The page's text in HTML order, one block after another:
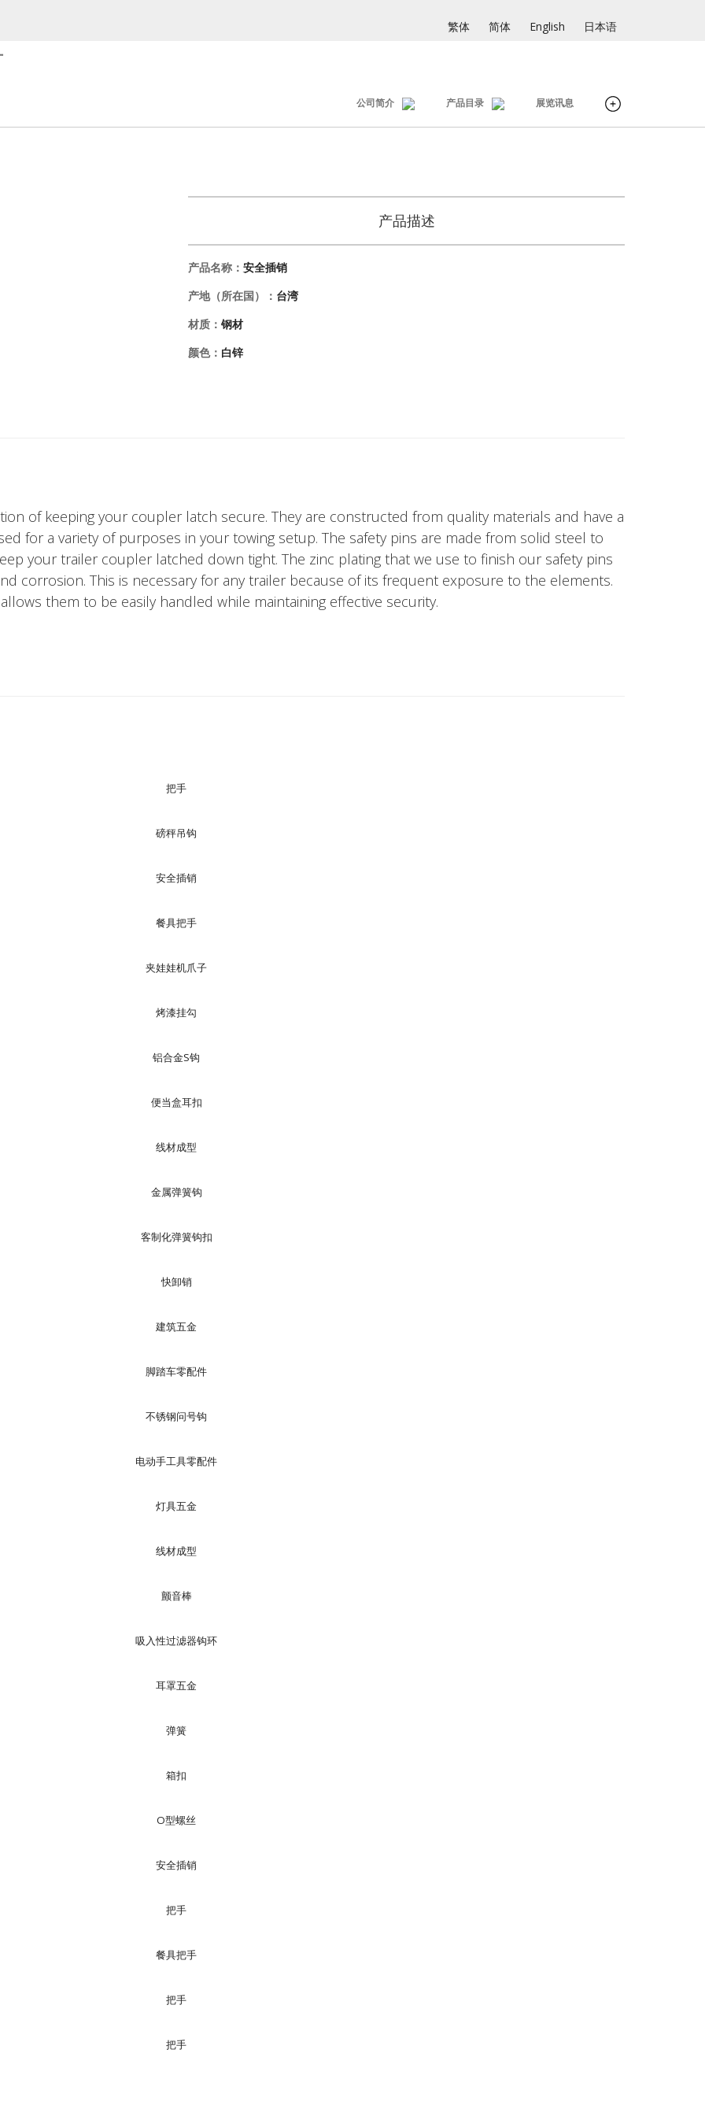
繁体 简体 English 日本语
公司简介 产品目录 展览讯息
产品描述
产品名称： 安全插销
产地（所在国）： 台湾
材质： 钢材
颜色： 白锌
of keeping your coupler latch secure. They are constructed from quality materials and have a
for a variety of purposes in your towing setup. The safety pins are made from solid steel to
your trailer coupler latched down tight. The zinc plating that we use to finish our safety pins
corrosion. This is necessary for any trailer because of its frequent exposure to the elements.
them to be easily handled while maintaining effective security.
把手
磅秤吊钩
安全插销
餐具把手
夹娃娃机爪子
烤漆挂勾
铝合金S钩
便当盒耳扣
线材成型
金属弹簧钩
客制化弹簧钩扣
快卸销
建筑五金
脚踏车零配件
不锈钢问号钩
电动手工具零配件
灯具五金
线材成型
颤音棒
吸入性过滤器钩环
耳罩五金
弹簧
箱扣
O型螺丝
安全插销
把手
餐具把手
把手
把手